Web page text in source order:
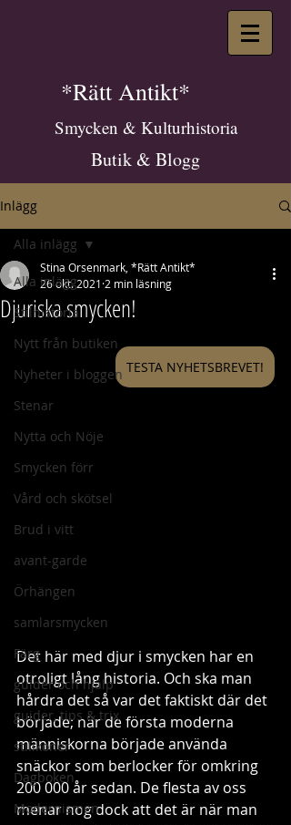
*Rätt Antikt*
Smycken & Kulturhistoria
Butik & Blogg
Inlägg
Alla inlägg
Stilhistoria
Nytt från butiken
Nyheter i bloggen
Stenar
Nytta och Nöje
Smycken förr
Vård och skötsel
Brud i vitt
avant-garde
Örhängen
samlarsmycken
Färg
guider och hjälp
guider, tips & trix
stilikoner
Dagboken
Modernismen
Alla inlägg
Djuriska smycken!
Stina Orsenmark, *Rätt Antikt*
26 okt. 2021 2 min läsning
TESTA NYHETSBREVET!
Det här med djur i smycken har en
otroligt lång historia. Och ska man
hårdra det så var det faktiskt där det
började; när de första moderna
människorna började använda
snäckor som berlocker för omkring
200 000 år sedan. De flesta av oss
menar nog dock att det är när man